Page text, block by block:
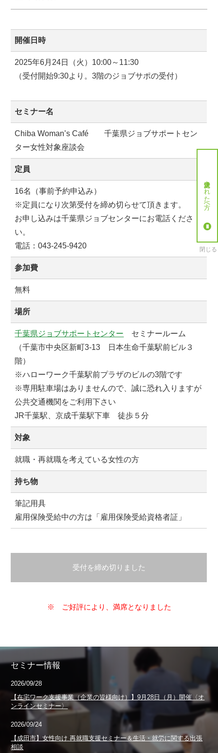
開催日時
2025年6月24日（火）10:00～11:30
（受付開始9:30より。3階のジョブサポの受付）
セミナー名
Chiba Woman’s Café 千葉県ジョブサポートセン
ター女性対象座談会
定員
16名（事前予約申込み）
※定員になり次第受付を締め切らせて頂きます。
お申し込みは千葉県ジョブセンターにお電話くださ
い。
電話：043-245-9420
参加費
無料
場所
千葉県ジョブサポートセンター セミナールーム
（千葉市中央区新町3-13 日本生命千葉駅前ビル３
階）
※ハローワーク千葉駅前プラザのビルの3階です
※専用駐車場はありませんので、誠に恐れ入りますが
公共交通機関をご利用下さい
JR千葉駅、京成千葉駅下車 徒歩５分
対象
就職・再就職を考えている女性の方
持ち物
筆記用具
雇用保険受給中の方は「雇用保険受給資格者証」
受付を締め切りました
※ ご好評により、満席となりました
セミナー情報
2026/09/28
【在宅ワーク支援事業（企業の皆様向け）】9月28日（月）開催〈オ
ンラインセミナー〉
2026/09/24
【成田市】女性向け 再就職支援セミナー＆生活・就労に関する出張
相談
就労決定された方へ
閉じる